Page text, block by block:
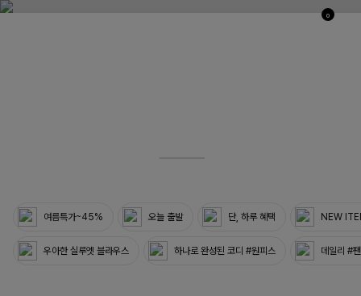
0
여름특가~45% 오늘 출발 단, 하루 혜택 NEW
우아한 실루엣 블라우스 하나로 완성된 코디 #원피스 데일리 #